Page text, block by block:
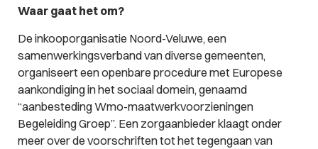
Waar gaat het om?
De inkooporganisatie Noord-Veluwe, een
samenwerkingsverband van diverse gemeenten,
organiseert een openbare procedure met Europese
aankondiging in het sociaal domein, genaamd
“aanbesteding Wmo-maatwerkvoorzieningen
Begeleiding Groep”. Een zorgaanbieder klaagt onder
meer over de voorschriften tot het tegengaan van